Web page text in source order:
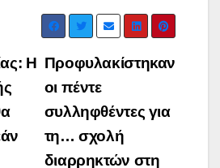
Προφυλακίστηκαν
οι πέντε
συλληφθέντες για
τη… σχολή
διαρρηκτών στη
Η